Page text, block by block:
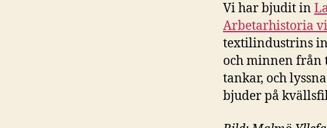
Vi har bjudit in
Arbetarhistoria
textilindustrins
och minnen från
tankar, och
bjuder på